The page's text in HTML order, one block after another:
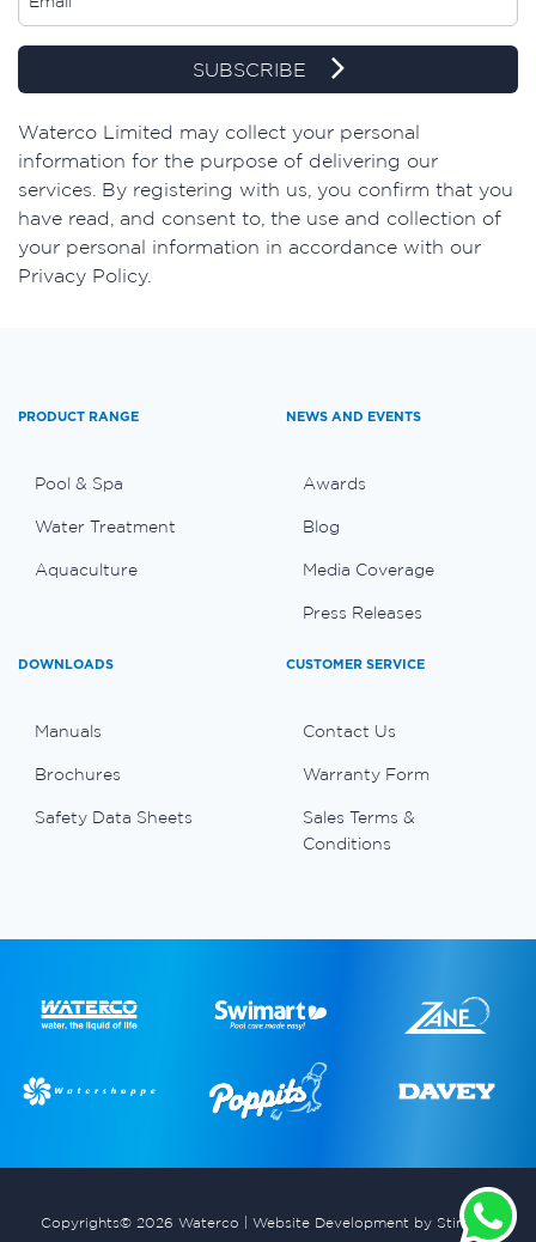
SUBSCRIBE
​Waterco Limited may collect your personal
information for the purpose of delivering our
services. By registering with us, you confirm that you
have read, and consent to, the use and collection of
your personal information in accordance with our
Privacy Policy.
PRODUCT RANGE
Pool & Spa
Water Treatment
Aquaculture
NEWS AND EVENTS
Awards
Blog
Media Coverage
Press Releases
DOWNLOADS
Manuals
Brochures
Safety Data Sheets
CUSTOMER SERVICE
Contact Us
Warranty Form
Sales Terms &
Conditions
Copyrights© 2026 Waterco | Website Development by Stimulus